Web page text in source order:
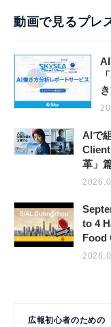
動画で見るプレ
AIで
革」
to 4
Food
広報初心者のための